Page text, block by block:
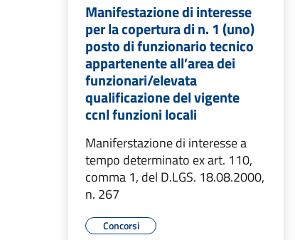
Manifestazione di interesse
per la copertura di n. 1 (uno)
posto di funzionario tecnico
appartenente all’area dei
funzionari/elevata
qualificazione del vigente
ccnl funzioni locali
Maniferstazione di interesse a
tempo determinato ex art. 110,
comma 1, del D.LGS. 18.08.2000,
n. 267
Concorsi